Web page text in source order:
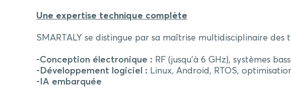
Une expertise technique complète
SMARTALY se distingue par sa maîtrise multidisciplinaire des
-Conception électronique : RF (jusqu’à 6 GHz), systèmes
-Développement logiciel
: Linux, Android, RTOS,
-IA embarquée